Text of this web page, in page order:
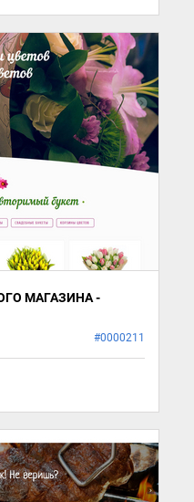
МАГАЗИНА -
#0000211